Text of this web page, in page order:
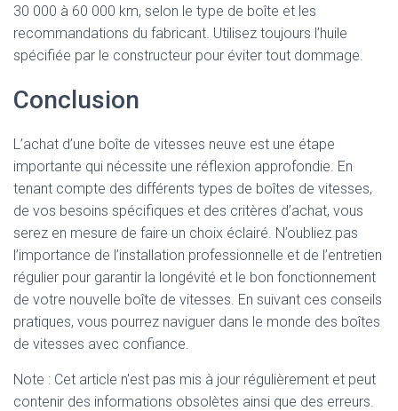
30 000 à 60 000 km, selon le type de boîte et les
recommandations du fabricant. Utilisez toujours l’huile
spécifiée par le constructeur pour éviter tout dommage.
Conclusion
L’achat d’une boîte de vitesses neuve est une étape
importante qui nécessite une réflexion approfondie. En
tenant compte des différents types de boîtes de vitesses,
de vos besoins spécifiques et des critères d’achat, vous
serez en mesure de faire un choix éclairé. N’oubliez pas
l’importance de l’installation professionnelle et de l’entretien
régulier pour garantir la longévité et le bon fonctionnement
de votre nouvelle boîte de vitesses. En suivant ces conseils
pratiques, vous pourrez naviguer dans le monde des boîtes
de vitesses avec confiance.
Note : Cet article n'est pas mis à jour régulièrement et peut
contenir des informations obsolètes ainsi que des erreurs.